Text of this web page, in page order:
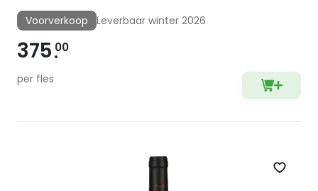
Voorverkoop
Leverbaar winter 2026
375 00
per fles
Zet